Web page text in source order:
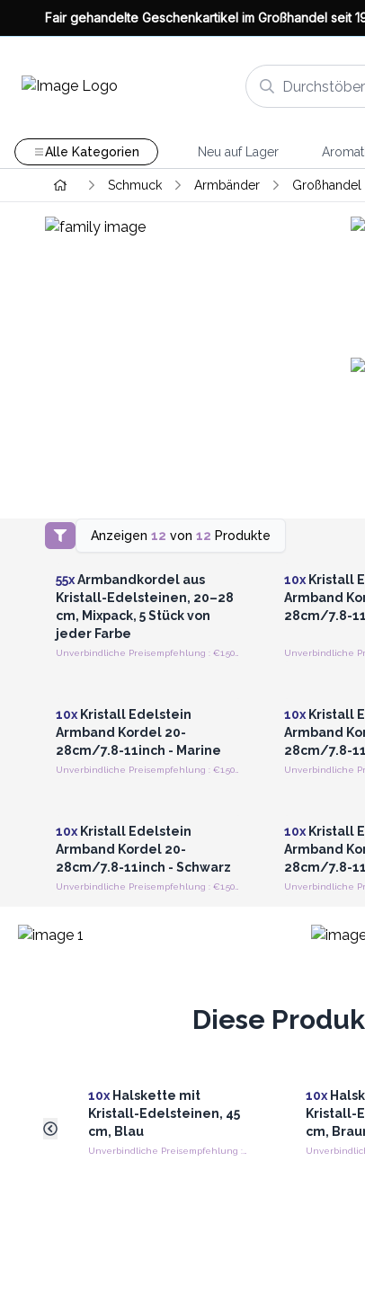
Fair gehandelte Geschenkartikel im Großhandel seit
Alle Kategorien Neu auf Lager
Schmuck Armbänder
Anzeigen 12 von 12 Produkte
Anmelden oder Registrieren
für Großhandelspreise
55xArmbandkordel aus
Kristall-Edelsteinen, 20–28
cm, Mixpack, 5 Stück von
jeder Farbe
10xKristall
Armband
28cm/7.8-
10x Kristall Edelstein
Armband Kordel 20-
28cm/7.8-11inch - Marine
10xKristall
Armband
28cm/7.8-
10x Kristall Edelstein
Armband Kordel 20-
28cm/7.8-11inch - Schwarz
10xKristall
Armband
28cm/7.8-
Diese
10x Halskette mit
Kristall-Edelsteinen, 45
cm, Blau
10x
Kristall-
cm,